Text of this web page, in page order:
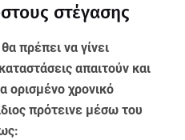
στέγασης
πρέπει να γίνει
απαιτούν και
ορισμένο χρονικό
πρότεινε μέσω του